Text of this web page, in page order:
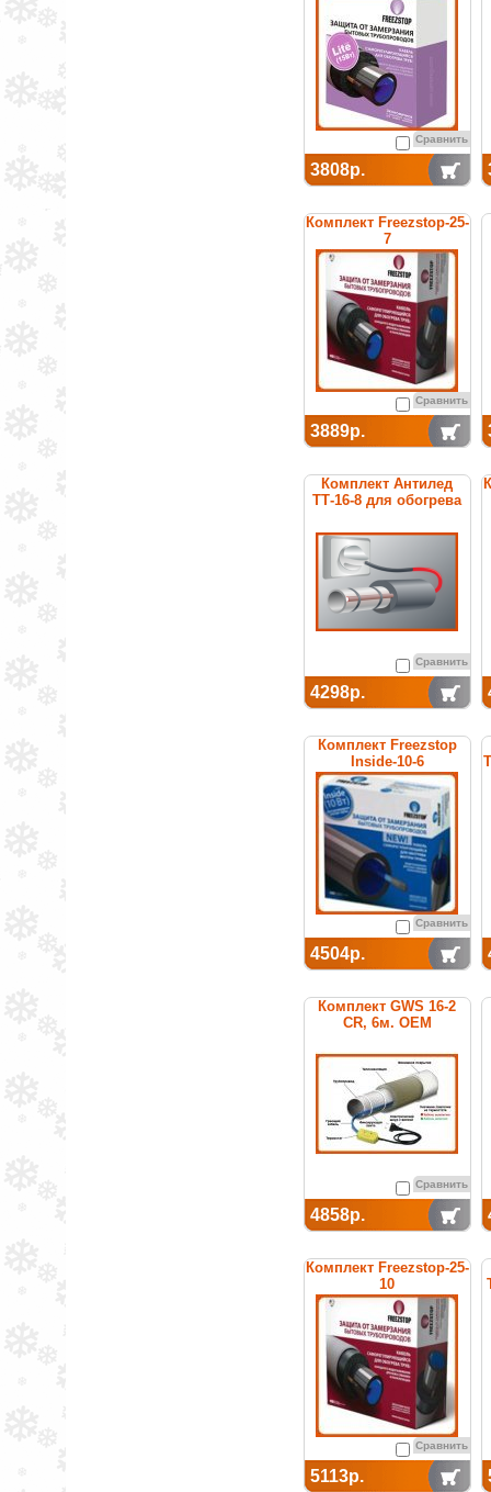
Сравнить
3808р.
Комплект Freezstop-25-
7
Сравнить
3889р.
Комплект Антилед
ТТ-16-8 для обогрева
Сравнить
4298р.
Комплект Freezstop
Inside-10-6
Сравнить
4504р.
Комплект GWS 16-2
CR, 6м. ОЕМ
Сравнить
4858р.
Комплект Freezstop-25-
10
Сравнить
5113р.